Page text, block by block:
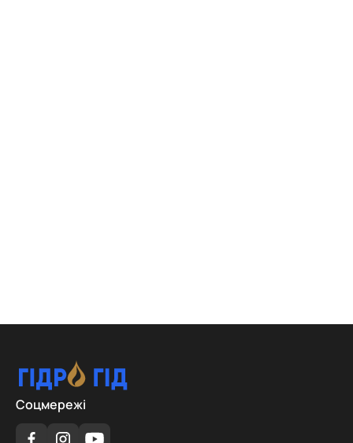
Соцмережі